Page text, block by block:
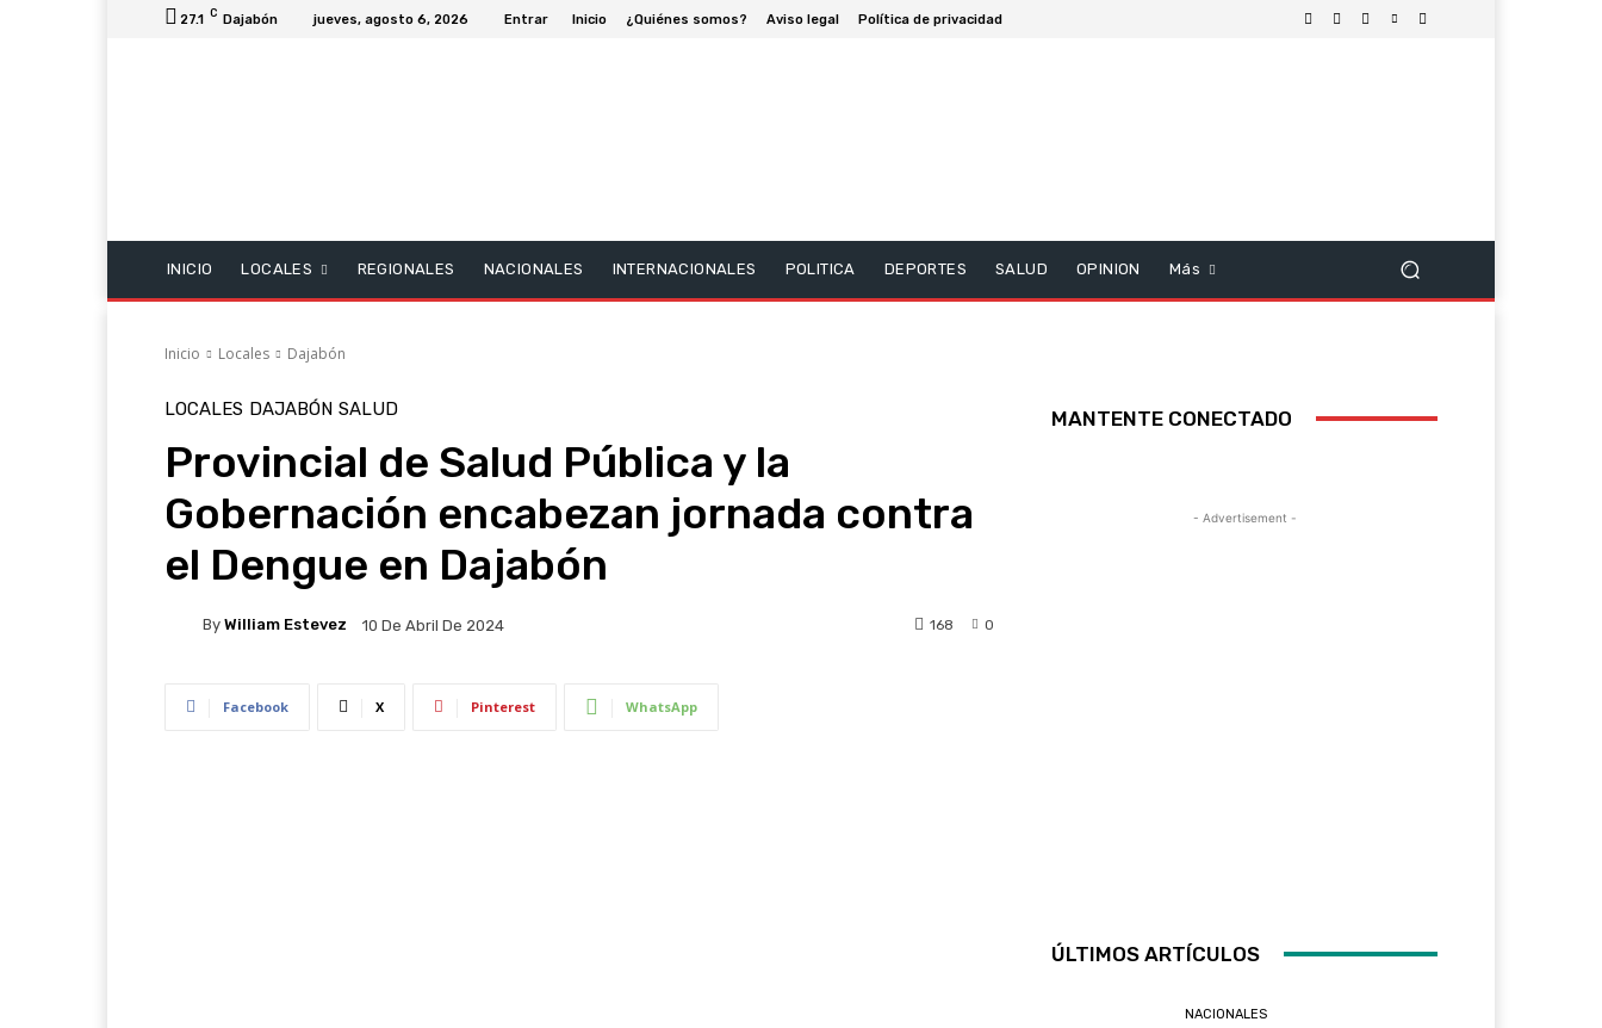
27.1 C Dajabón jueves, agosto 6, 2026 Entrar Inicio ¿Quiénes somos? Aviso legal Política de privacidad
INICIO LOCALES REGIONALES NACIONALES INTERNACIONALES POLITICA DEPORTES SALUD OPINION Más
Inicio Locales Dajabón
LOCALES DAJABÓN SALUD
Provincial de Salud Pública y la
Gobernación encabezan jornada contra
el Dengue en Dajabón
By William Estevez 10 De Abril De 2024 0
168
Facebook X Pinterest WhatsApp
MANTENTE CONECTADO
- Advertisement -
ÚLTIMOS ARTÍCULOS
NACIONALES